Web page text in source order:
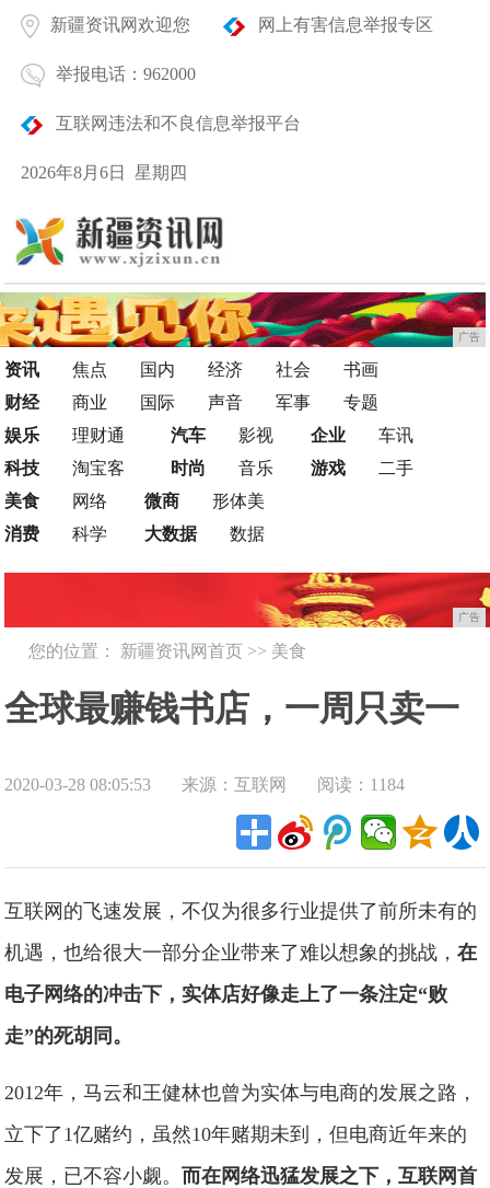
新疆资讯网欢迎您 网上有害信息举报专区
举报电话：962000
互联网违法和不良信息举报平台
2026年8月6日 星期四
广告
资讯 焦点 国内 经济 社会
书画
财经
商业 国际 声音 军事
专题
娱乐
理财通
科技
淘宝客
汽车
影视
时尚
音乐
企业
车讯
游戏
二手
美食
网络
消费
科学
微商
形体美
大数据
数据
广告
您的位置： 新疆资讯网首页 >> 美食
全球最赚钱书店，一周只卖一
本书，占地仅有15平米
2020-03-28 08:05:53 来源：互联网 阅读：1184
互联网的飞速发展，不仅为很多行业提供了前所未有的
机遇，也给很大一部分企业带来了难以想象的挑战，在
电子网络的冲击下，实体店好像走上了一条注定“败
走”的死胡同。
2012年，马云和王健林也曾为实体与电商的发展之路，
立下了1亿赌约，虽然10年赌期未到，但电商近年来的
发展，已不容小觑。而在网络迅猛发展之下，互联网首